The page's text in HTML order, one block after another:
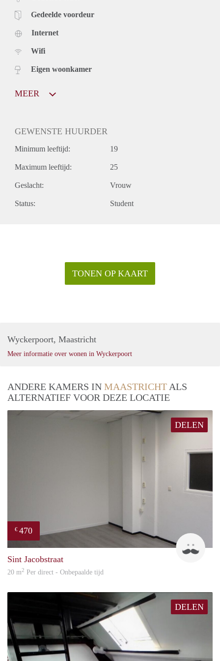
Gedeelde voordeur
Internet
Wifi
Eigen woonkamer
MEER
GEWENSTE HUURDER
Minimum leeftijd: 19
Maximum leeftijd: 25
Geslacht: Vrouw
Status: Student
TONEN OP KAART
Wyckerpoort, Maastricht
Meer informatie over wonen in Wyckerpoort
ANDERE KAMERS IN MAASTRICHT ALS
ALTERNATIEF VOOR DEZE LOCATIE
DELEN
€ 470
Sint Jacobstraat
20 m2 Per direct - Onbepaalde tijd
DELEN